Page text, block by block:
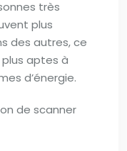
très
plus
des autres, ce
aptes à
d’énergie.